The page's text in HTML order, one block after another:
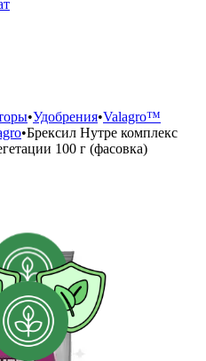
•Удобрения•Valagro™
•Брексил Нутре комплекс
100 г (фасовка)